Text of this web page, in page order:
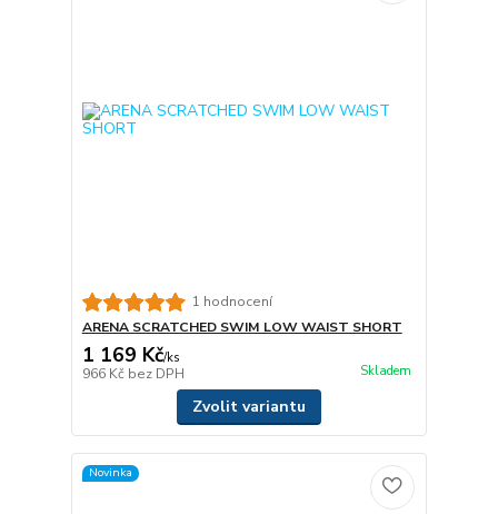
1 hodnocení
ARENA SCRATCHED SWIM LOW WAIST SHORT
1 169 Kč/ks
966 Kč bez DPH Skladem
Zvolit variantu
Novinka